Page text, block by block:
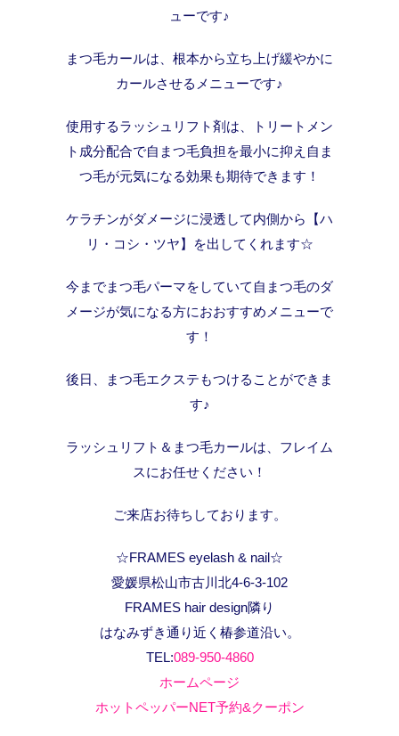
ューです♪
まつ毛カールは、根本から立ち上げ緩やかに
カールさせるメニューです♪
使用するラッシュリフト剤は、トリートメン
ト成分配合で自まつ毛負担を最小に抑え自ま
つ毛が元気になる効果も期待できます！
ケラチンがダメージに浸透して内側から【ハ
リ・コシ・ツヤ】を出してくれます☆
今までまつ毛パーマをしていて自まつ毛のダ
メージが気になる方におおすすめメニューで
す！
後日、まつ毛エクステもつけることができま
す♪
ラッシュリフト＆まつ毛カールは、フレイム
スにお任せください！
ご来店お待ちしております。
☆FRAMES eyelash & nail☆
愛媛県松山市古川北4-6-3-102
FRAMES hair design隣り
はなみずき通り近く椿参道沿い。
TEL:089-950-4860
ホームページ
ホットペッパーNET予約&クーポン